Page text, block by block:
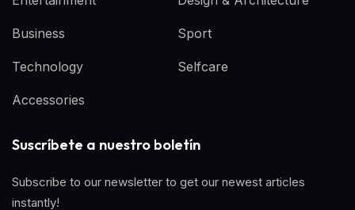
Business
Technology
Accessories
Sport
Selfcare
Suscríbete a nuestro boletín
Subscribe to our newsletter to get our newest articles
instantly!